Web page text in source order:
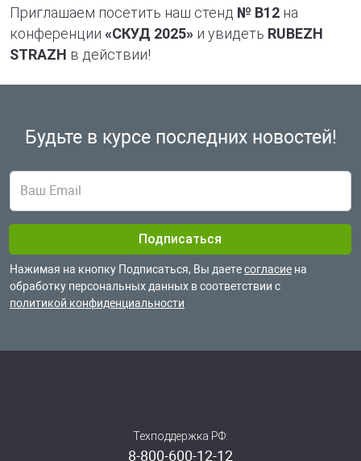
Приглашаем посетить наш стенд № B12 на
конференции «СКУД 2025» и увидеть RUBEZH
STRAZH в действии!
Будьте в курсе последних новостей!
Нажимая на кнопку Подписаться, Вы даетесогласие на
обработку персональных данных в соответствии с
политикой конфиденциальности
Техподдержка РФ:
8-800-600-12-12